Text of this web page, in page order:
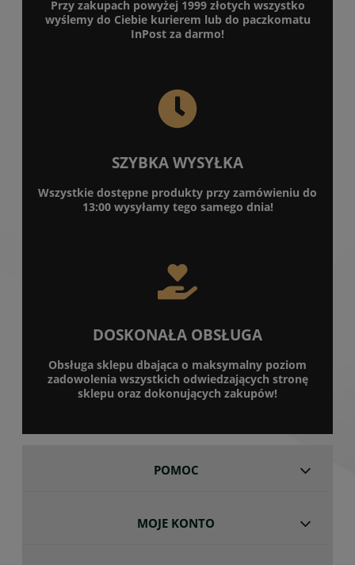
Przy zakupach powyżej 1999 złotych wszystko
wyślemy do Ciebie kurierem lub do paczkomatu
InPost za darmo!
SZYBKA WYSYŁKA
Wszystkie dostępne produkty przy zamówieniu do
13:00 wysyłamy tego samego dnia!
DOSKONAŁA OBSŁUGA
Obsługa sklepu dbająca o maksymalny poziom
zadowolenia wszystkich odwiedzających stronę
sklepu oraz dokonujących zakupów!
POMOC
MOJE KONTO